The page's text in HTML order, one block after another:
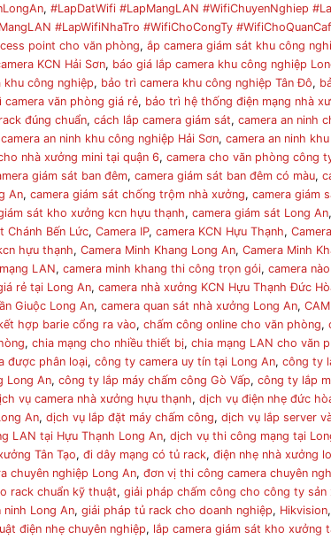
,#LapDatWifi #LapMangLAN #WifiChuyenNghiep
#LapWifiNhaTro #WifiChoCongTy
point cho văn phòng,ắp camera giám sát khu công
KCN Hải Sơn, báo giá lắp camera khu công nghiệp
khu công nghiệp, bảo trì camera khu công nghiệp Tân Đô,
camera văn phòng giá rẻ, bảo trì hệ thống điện mạng nhà
đúng chuẩn,cách lắp camera giám sát,camera an ninh
camera an ninh khu công nghiệp Hải Sơn,camera an ninh
nhà xưởng mini tại quận 6,camera cho văn phòng công
giám sát ban đêm,camera giám sát ban đêm có màu,
An,camera giám sát chống trộm nhà xưởng,camera giám
sát kho xưởng kcn hựu thạnh,camera giám sát Long An
Chánh Bến Lức,Camera IP,camera KCN Hựu Thạnh,
hựu thạnh,Camera Minh Khang Long An,Camera Minh
LAN,camera minh khang thi công trọn gói,camera
rẻ tại Long An,camera nhà xưởng KCN Hựu Thạnh Đức
Giuộc Long An,camera quan sát nhà xưởng Long An,
hợp barie cổng ra vào,chấm công online cho văn phòng,
,chia mạng cho nhiều thiết bị,chia mạng LAN cho văn
được phân loại,công ty camera uy tín tại Long An,công ty
Long An,công ty lắp máy chấm công Gò Vấp,công ty lắp
vụ camera nhà xưởng hựu thạnh,dịch vụ điện nhẹ đức
An,dịch vụ lắp đặt máy chấm công,dịch vụ lắp server
LAN tại Hựu Thạnh Long An,dịch vụ thi công mạng tại
Tân Tạo,đi dây mạng có tủ rack,điện nhẹ nhà xưởng
chuyên nghiệp Long An,đơn vị thi công camera chuyên
rack chuẩn kỹ thuật,giải pháp chấm công cho công ty sản
ninh Long An,giải pháp tủ rack cho doanh nghiệp, Hikvision,
điện nhẹ chuyên nghiệp, lắp camera giám sát kho xưởng